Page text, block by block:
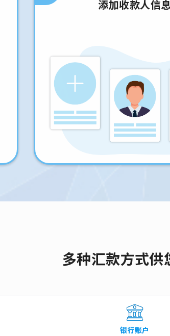
添加收款人信
多种汇款方式供
银行账户